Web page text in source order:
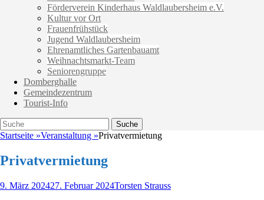
Förderverein Kinderhaus Waldlaubersheim e.V.
Kultur vor Ort
Frauenfrühstück
Jugend Waldlaubersheim
Ehrenamtliches Gartenbauamt
Weihnachtsmarkt-Team
Seniorengruppe
Domberghalle
Gemeindezentrum
Tourist-Info
Suche
Suche
nach:
Startseite »Veranstaltung »Privatvermietung
Privatvermietung
Veröffentlicht
9. März 202427. Februar 2024Autor
Torsten Strauss